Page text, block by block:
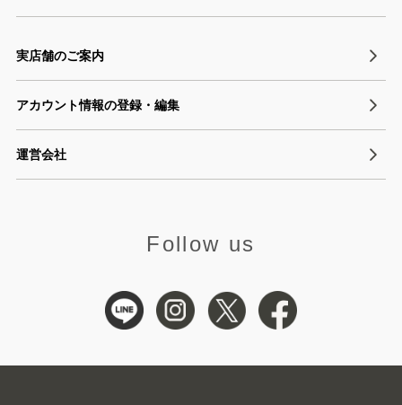
実店舗のご案内
アカウント情報の登録・編集
運営会社
Follow us